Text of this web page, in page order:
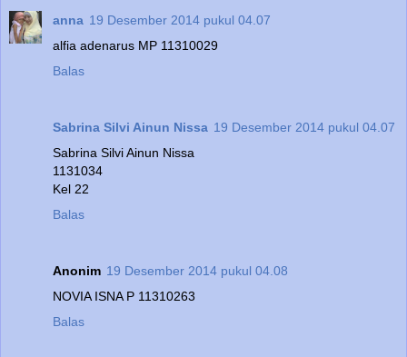
anna 19 Desember 2014 pukul 04.07
alfia adenarus MP 11310029
Balas
Sabrina Silvi Ainun Nissa 19 Desember 2014 pukul 04.07
Sabrina Silvi Ainun Nissa
1131034
Kel 22
Balas
Anonim 19 Desember 2014 pukul 04.08
NOVIA ISNA P 11310263
Balas